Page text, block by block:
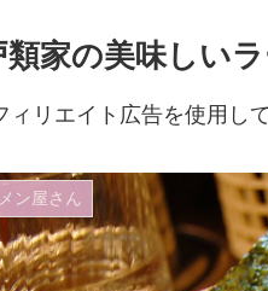
類家の美味しいラ
リエイト広告を使用し
ン屋さん